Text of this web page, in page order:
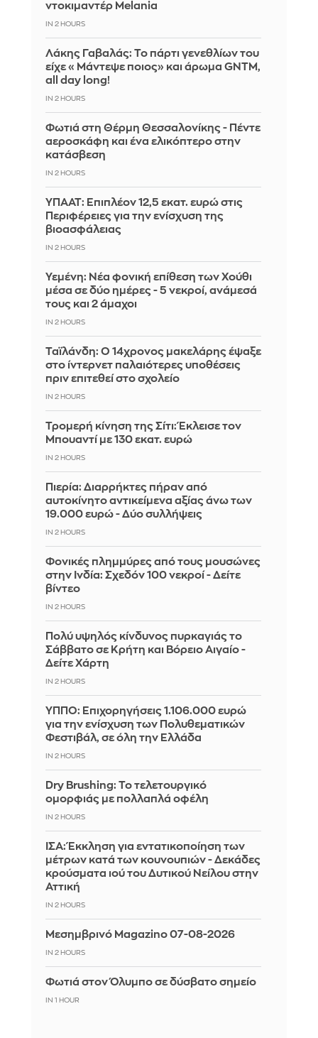
ντοκιμαντέρ Melania
IN 2 HOURS
Λάκης Γαβαλάς: Το πάρτι γενεθλίων του
είχε «Μάντεψε ποιος» και άρωμα GNTM,
all day long!
IN 2 HOURS
Φωτιά στη Θέρμη Θεσσαλονίκης - Πέντε
αεροσκάφη και ένα ελικόπτερο στην
κατάσβεση
IN 2 HOURS
ΥΠΑΑΤ: Επιπλέον 12,5 εκατ. ευρώ στις
Περιφέρειες για την ενίσχυση της
βιοασφάλειας
IN 2 HOURS
Υεμένη: Νέα φονική επίθεση των Χούθι
μέσα σε δύο ημέρες - 5 νεκροί, ανάμεσά
τους και 2 άμαχοι
IN 2 HOURS
Ταϊλάνδη: Ο 14χρονος μακελάρης έψαξε
στο ίντερνετ παλαιότερες υποθέσεις
πριν επιτεθεί στο σχολείο
IN 2 HOURS
Τρομερή κίνηση της Σίτι: Έκλεισε τον
Μπουαντί με 130 εκατ. ευρώ
IN 2 HOURS
Πιερία: Διαρρήκτες πήραν από
αυτοκίνητο αντικείμενα αξίας άνω των
19.000 ευρώ - Δύο συλλήψεις
IN 2 HOURS
Φονικές πλημμύρες από τους μουσώνες
στην Ινδία: Σχεδόν 100 νεκροί - Δείτε
βίντεο
IN 2 HOURS
Πολύ υψηλός κίνδυνος πυρκαγιάς το
Σάββατο σε Κρήτη και Βόρειο Αιγαίο -
Δείτε Χάρτη
IN 2 HOURS
ΥΠΠΟ: Επιχορηγήσεις 1.106.000 ευρώ
για την ενίσχυση των Πολυθεματικών
Φεστιβάλ, σε όλη την Ελλάδα
IN 2 HOURS
Dry Brushing: Το τελετουργικό
ομορφιάς με πολλαπλά οφέλη
IN 2 HOURS
ΙΣΑ: Έκκληση για εντατικοποίηση των
μέτρων κατά των κουνουπιών - Δεκάδες
κρούσματα ιού του Δυτικού Νείλου στην
Αττική
IN 2 HOURS
Μεσημβρινό Magazino 07-08-2026
IN 2 HOURS
Φωτιά στον Όλυμπο σε δύσβατο σημείο
IN 1 HOUR